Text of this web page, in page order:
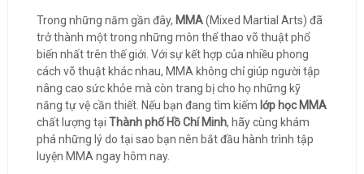
Trong những năm gần đây, MMA(Mixed Martial Arts) đã
trở thành một trong những môn thể thao võ thuật phổ
biến nhất trên thế giới. Với sự kết hợp của nhiều phong
cách võ thuật khác nhau, MMA không chỉ giúp người tập
nâng cao sức khỏe mà còn trang bị cho họ những kỹ
năng tự vệ cần thiết. Nếu bạn đang tìm kiếm lớp học MMA
chất lượng tại Thành phố Hồ Chí Minh, hãy cùng khám
phá những lý do tại sao bạn nên bắt đầu hành trình tập
luyện MMA ngay hôm nay.